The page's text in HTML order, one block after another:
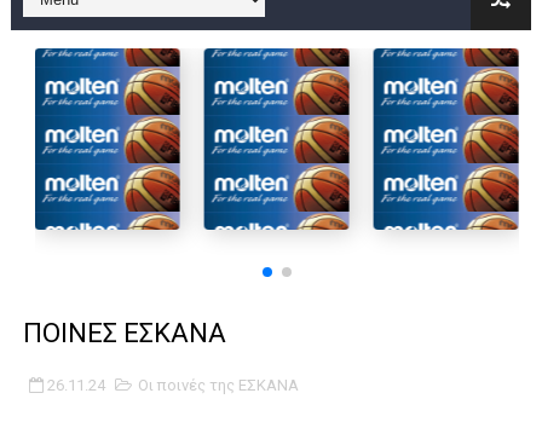
B ΕΦΗΒΩΝ F4 : Χάλκινο το Πέρα 71-56 την Δραπετσώνα στον
Στην National League 2 ο Μανδραϊκός 83-72 τον Εθνικό
Live streaming ΜΠΑΡΑΖ ΑΝΟΔΟΥ ΣΤΗΝ NL 2 : ΑΥΡΙΟ
Β΄ ΕΦΗΒΩΝ F4 : Εντυπωσιακός ο Ρέντης στον τελικό 104-77
ΠΟΙΝΕΣ ΕΣΚΑΝΑ
26.11.24 Οι ποινές της ΕΣΚΑΝΑ